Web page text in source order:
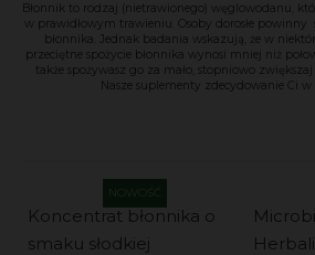
Błonnik to rodzaj (nietrawionego) węglowodanu,
w prawidłowym trawieniu. Osoby dorosłe powinny
błonnika. Jednak badania wskazują, że w
przeciętne spożycie błonnika wynosi mniej niż
także spożywasz go za mało, stopniowo
Nasze suplementy zdecydowanie Ci
Koncentrat błonnika o
smaku słodkiej
NOWOŚĆ